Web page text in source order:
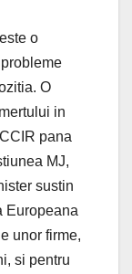
o
O
in
pana
MJ,
sustin
Europeana
unor firme,
si pentru